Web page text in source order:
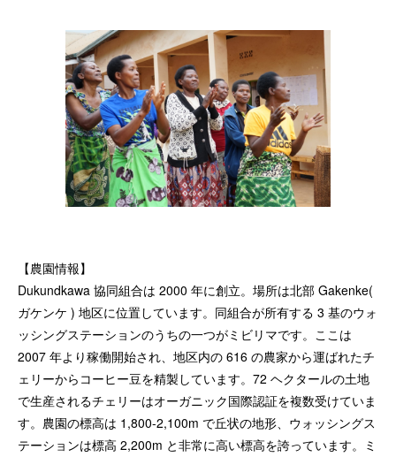
【農園情報】
Dukundkawa 協同組合は 2000 年に創立。場所は北部 Gakenke(
ガケンケ ) 地区に位置しています。同組合が所有する 3 基のウォ
ッシングステーションのうちの一つがミビリマです。ここは
2007 年より稼働開始され、地区内の 616 の農家から運ばれたチ
ェリーからコーヒー豆を精製しています。72 ヘクタールの土地
で生産されるチェリーはオーガニック国際認証を複数受けていま
す。農園の標高は 1,800-2,100m で丘状の地形、ウォッシングス
テーションは標高 2,200m と非常に高い標高を誇っています。ミ